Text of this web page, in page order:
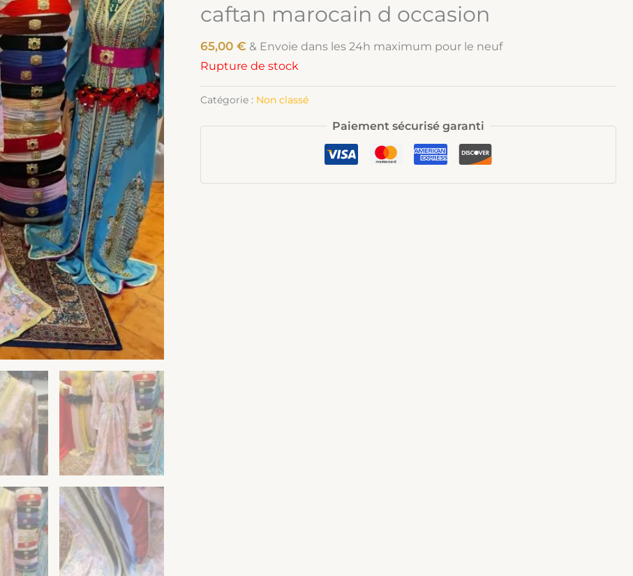
caftan marocain d occasion
65,00 € & Envoie dans les 24h maximum pour le neuf
Rupture de stock
Catégorie : Non classé
Paiement sécurisé garanti